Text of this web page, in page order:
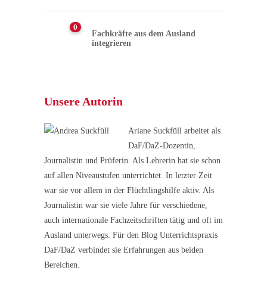
0
Fachkräfte aus dem Ausland
integrieren
Unsere Autorin
Ariane Suckfüll arbeitet als
DaF/DaZ-Dozentin,
Journalistin und Prüferin. Als Lehrerin hat sie schon
auf allen Niveaustufen unterrichtet. In letzter Zeit
war sie vor allem in der Flüchtlingshilfe aktiv. Als
Journalistin war sie viele Jahre für verschiedene,
auch internationale Fachzeitschriften tätig und oft im
Ausland unterwegs. Für den Blog Unterrichtspraxis
DaF/DaZ verbindet sie Erfahrungen aus beiden
Bereichen.